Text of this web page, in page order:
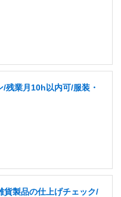
残業月10h以内可/服装・
貨製品の仕上げチェック/